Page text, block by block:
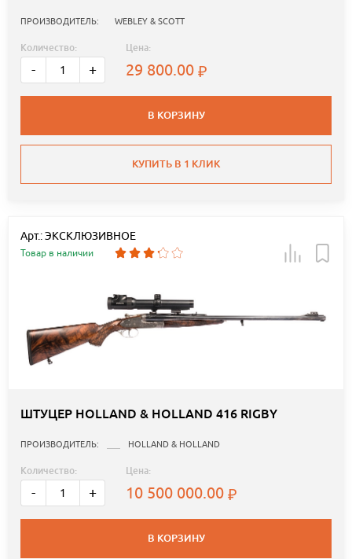
ПРОИЗВОДИТЕЛЬ: WEBLEY & SCOTT
Количество:
- +
Цена:
29 800.00
В КОРЗИНУ
КУПИТЬ В 1 КЛИК
Арт.: ЭКСКЛЮЗИВНОЕ
Товар в наличии
ШТУЦЕР HOLLAND & HOLLAND 416 RIGBY
ПРОИЗВОДИТЕЛЬ: HOLLAND & HOLLAND
Количество:
- +
Цена:
10 500 000.00
В КОРЗИНУ